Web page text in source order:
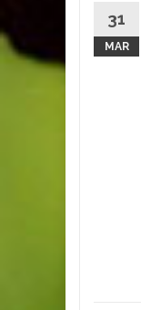
31
MAR